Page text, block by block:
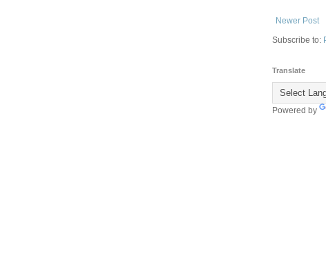
Newer Post
Subscribe to:
Translate
Powered by